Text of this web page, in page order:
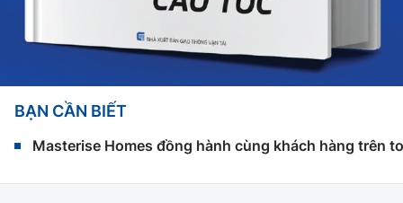
BẠN CẦN BIẾT
Masterise Homes đồng hành cùng khách hàng trên